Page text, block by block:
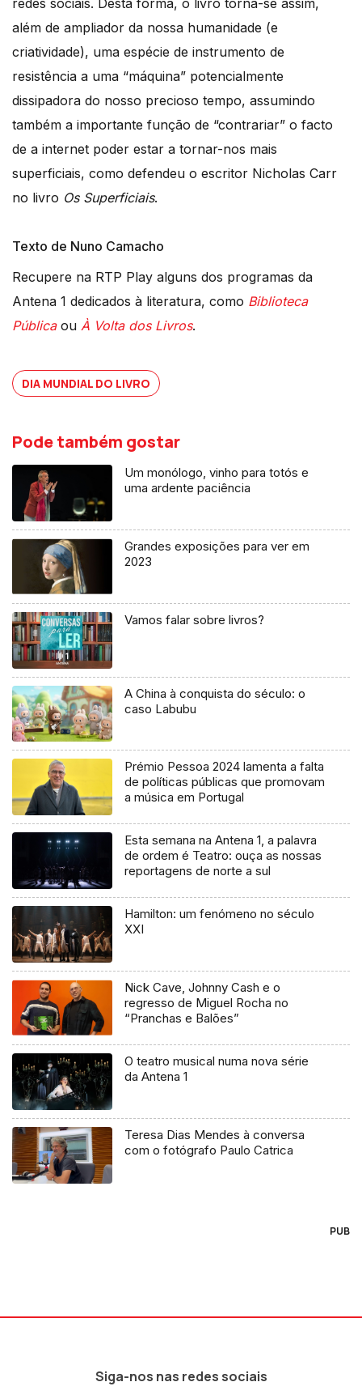
além de ampliador da nossa humanidade (e
criatividade), uma espécie de instrumento de
resistência a uma “máquina” potencialmente
dissipadora do nosso precioso tempo, assumindo
também a importante função de “contrariar” o facto
de a internet poder estar a tornar-nos mais
superficiais, como defendeu o escritor Nicholas Carr
no livro Os Superficiais.
Texto de Nuno Camacho
Recupere na RTP Play alguns dos programas da
Antena 1 dedicados à literatura, como Biblioteca
Públicaou À Volta dos Livros.
DIA MUNDIAL DO LIVRO
Pode também gostar
Um monólogo, vinho para totós e
uma ardente paciência
Grandes exposições para ver em
2023
Vamos falar sobre livros?
A China à conquista do século: o
caso Labubu
Prémio Pessoa 2024 lamenta a falta
de políticas públicas que promovam
a música em Portugal
Esta semana na Antena 1, a palavra
de ordem é Teatro: ouça as nossas
reportagens de norte a sul
Hamilton: um fenómeno no século
XXI
Nick Cave, Johnny Cash e o
regresso de Miguel Rocha no
“Pranchas e Balões”
O teatro musical numa nova série
da Antena 1
Teresa Dias Mendes à conversa
com o fotógrafo Paulo Catrica
PUB
Siga-nos nas redes sociais